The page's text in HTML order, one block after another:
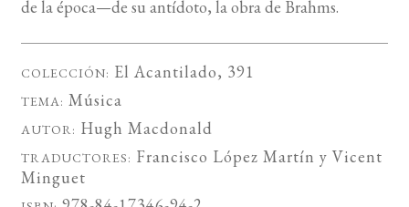
de la época—de su antídoto, la obra de Brahms.
COLECCIÓN: El Acantilado, 391
TEMA: Música
AUTOR: Hugh Macdonald
TRADUCTORES: Francisco López Martín y Vicent
Minguet